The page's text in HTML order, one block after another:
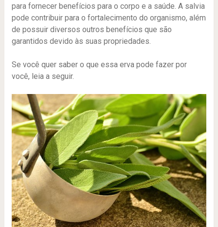
para fornecer benefícios para o corpo e a saúde. A salvia
pode contribuir para o fortalecimento do organismo, além
de possuir diversos outros benefícios que são
garantidos devido às suas propriedades.
Se você quer saber o que essa erva pode fazer por
você, leia a seguir.